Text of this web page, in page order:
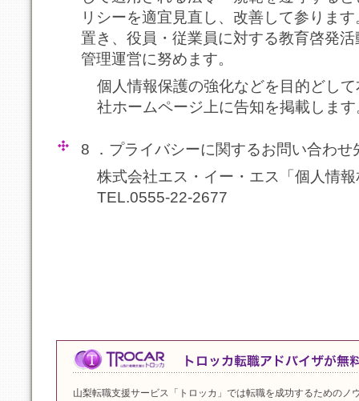
リシーを適宜見直し、改善して参りま
置き、役員・従業員に対する教育啓発
管理運営に努めます。
個人情報保護の強化などを目的どし
社ホームページ上に告知を掲載します
8 ．プライバシーに関するお問い合わせ
株式会社エス・イー・エス「個人情
TEL.0555-22-2677
山梨転職支援サービス「トロッカ」では転職を成功するためのノ